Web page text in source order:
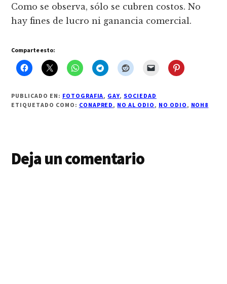
Como se observa, sólo se cubren costos. No
hay fines de lucro ni ganancia comercial.
Comparte esto:
PUBLICADO EN: FOTOGRAFIA, GAY, SOCIEDAD
ETIQUETADO COMO: CONAPRED, NO AL ODIO, NO ODIO, NOH8
Interacciones
Deja un comentario